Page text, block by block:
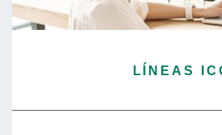
LÍNEAS